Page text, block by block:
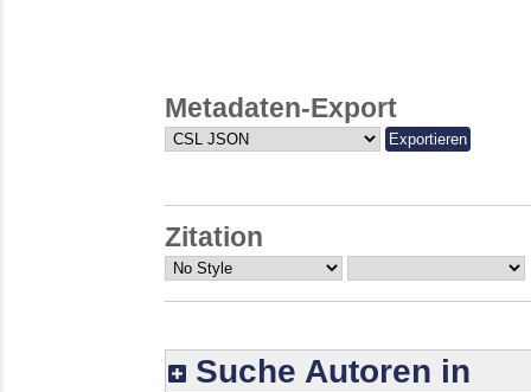
Metadaten-Export
Zitation
Suche Autoren in